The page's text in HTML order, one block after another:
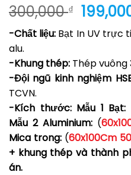
300,000₫ Giá
gốc
là:
-Chất liệu: Bạt In UV trực
alu.
-Khung thép: Thép vuông
-Đội ngũ kinh nghiệm
TCVN.
-Kích thước: Mẫu 1 Bạt:
Mẫu 2 Aluminium:(60
Mica trong: (60x100Cm
+ khung thép và thành
án.